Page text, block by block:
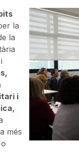
la
la
i
més